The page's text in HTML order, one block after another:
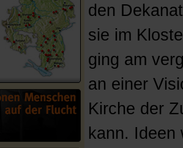
den
sie im
ging am
an einer
Kirche der
kann. Ideen